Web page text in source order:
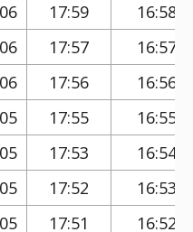
17:59
16:58
17:57
16:57
17:56
16:56
17:55
16:55
17:53
16:54
17:52
16:53
17:51
16:52